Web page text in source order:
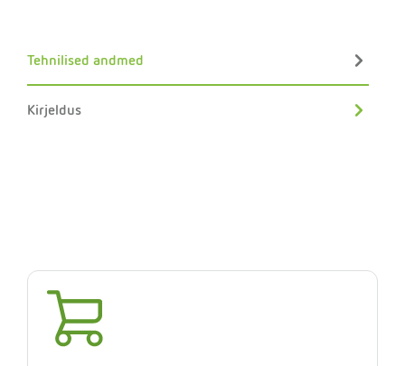
Tehnilised andmed
Kirjeldus